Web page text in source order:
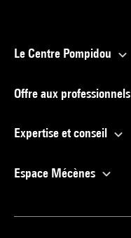
Le Centre Pompidou
Offre aux professionnels
Expertise et conseil
Espace Mécènes